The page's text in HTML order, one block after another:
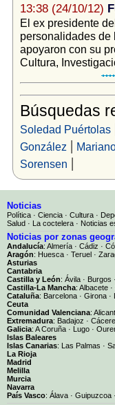
13:38 (24/10/12)
El ex presidente
personalidades de
apoyaron con su
Cultura,
Búsquedas
Soledad Puértolas
González |
Sorensen |
Noticias
Política · Ciencia · Cultura ·
Salud · La coctelera · Noticias
Noticias por zonas
Andalucía: Almería · Cádiz ·
Aragón: Huesca · Teruel ·
Asturias
Cantabria
Castilla y León: Ávila · Burgos ·
Castilla-La Mancha: Albacete ·
Cataluña: Barcelona · Girona ·
Ceuta
Comunidad Valenciana:
Extremadura: Badajoz ·
Galicia: A Coruña · Lugo ·
Islas Baleares
Islas Canarias: Las Palmas ·
La Rioja
Madrid
Melilla
Murcia
Navarra
País Vasco: Álava · Guipuzcoa ·